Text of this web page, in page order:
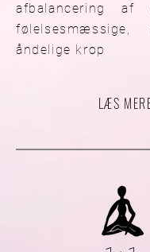
afbalancering af
følelsesmæssige,
åndelige krop
LÆS